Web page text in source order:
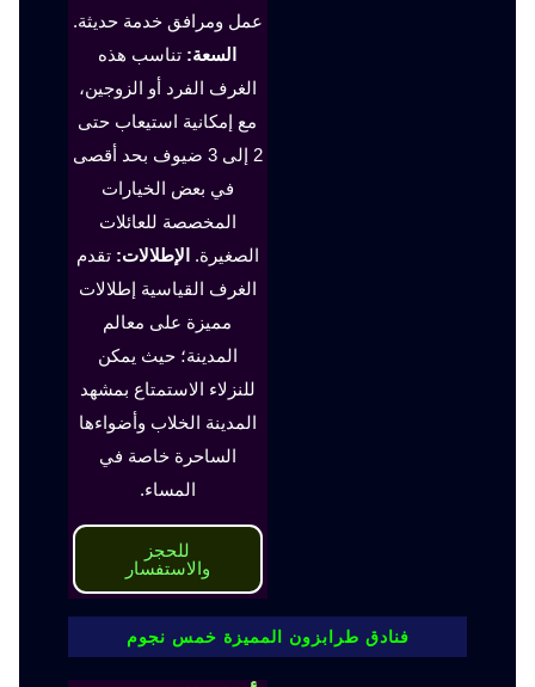
عمل ومرافق خدمة حديثة.
السعة: تناسب هذه
الغرف الفرد أو الزوجين،
مع إمكانية استيعاب حتى
2 إلى 3 ضيوف بحد أقصى
في بعض الخيارات
المخصصة للعائلات
الصغيرة. الإطلالات: تقدم
الغرف القياسية إطلالات
مميزة على معالم
المدينة؛ حيث يمكن
للنزلاء الاستمتاع بمشهد
المدينة الخلاب وأضواءها
الساحرة خاصة في
المساء.
للحجز
والاستفسار
فنادق طرابزون المميزة خمس نجوم